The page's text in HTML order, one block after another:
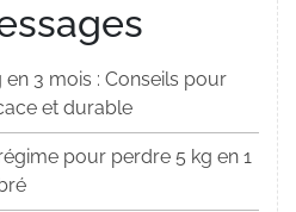
3 mois : Conseils pour
et durable
pour perdre 5 kg en 1